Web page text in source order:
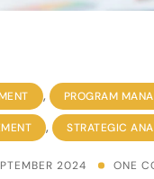
, PROGRAM
, STRATEGIC
2024 ONE